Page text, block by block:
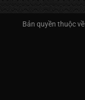
Bản quyền thuộc về